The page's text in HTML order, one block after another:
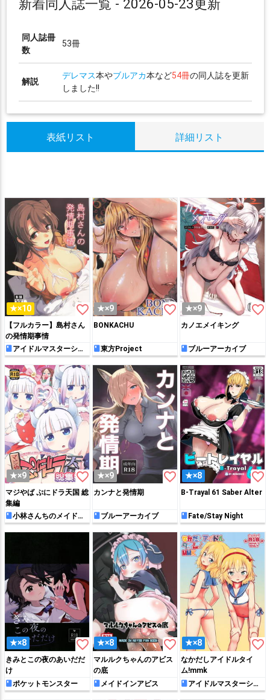
新着同人誌一覧 - 2026-05-23更新
同人誌冊
数
53冊
解説
デレマス本やブルアカ本など54冊の同人誌を更新
しました!!
表紙リスト 詳細リスト
★×10 favorite_border
【フルカラー】島村さん
の発情期事情
アイドルマスターシン
デレラガールズ
★×9 favorite_border
BONKACHU
東方Project
★×9 favorite_border
カノエメイキング
ブルーアーカイブ
★×9 favorite_border
マジやば ぷにドラ天国 総
集編
小林さんちのメイドラ
ゴン
★×9 favorite_border
カンナと発情期
ブルーアーカイブ
★×8 favorite_border
B-Trayal 61 Saber Alter
Fate/Stay Night
★×8 favorite_border
きみとこの夜のあいだだ
け
ポケットモンスター
★×8 favorite_border
マルルクちゃんのアビス
の底
メイドインアビス
★×8 favorite_border
なかだしアイドルタイ
ム!mmk
アイドルマスターシン
デレラガールズ